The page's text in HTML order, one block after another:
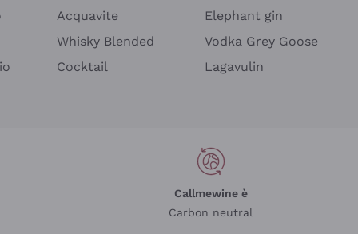
Acquavite
Whisky Blended
Cocktail
Elephant gin
Vodka Grey Goose
Lagavulin
Callmewine è
Carbon neutral